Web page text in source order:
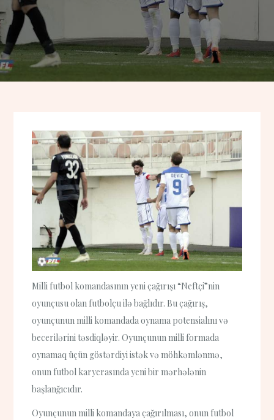
Milli futbol komandasının yeni çağırışı “Neftçi”nin
oyunçusu olan futbolçu ilə bağlıdır. Bu çağırış,
oyunçunun milli komandada oynama potensialını və
becerilərini təsdiqləyir. Oyunçunun milli formada
oynamaq üçün göstərdiyi istək və möhkəmlənmə,
onun futbol karyerasında yeni bir mərhələnin
başlanğıcıdır.
Oyunçunun milli komandaya çağırılması, onun futbol